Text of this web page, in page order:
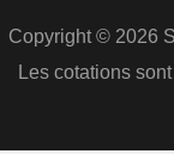
Copyright © 2026
Les cotations